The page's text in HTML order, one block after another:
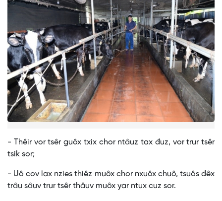
- Thêir vor tsêr guôx txix chor ntâuz tax đuz, vor trur tsêr
tsik sor;
- Uô cov lax nzies thiêz muôx chor nxuôx chuô, tsuôs đêx
trâu sâuv trur tsêr thâuv muôx yar ntux cuz sor.